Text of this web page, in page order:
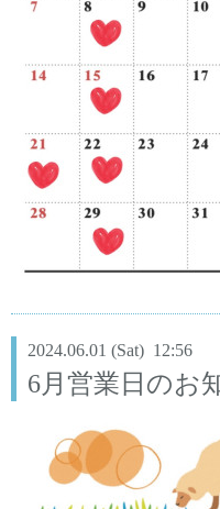
2024.06.01 (Sat) 12:56
6月営業日のお